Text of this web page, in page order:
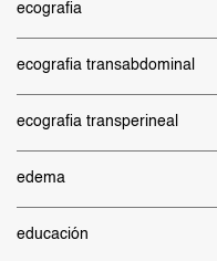
ecografia
ecografia transabdominal
ecografia transperineal
edema
educación